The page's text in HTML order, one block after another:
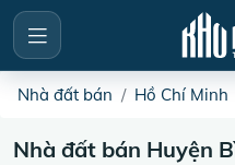
Nhà đất bán Hồ Chí Minh
Nhà đất bán Huyện